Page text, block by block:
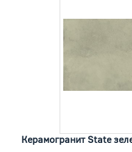
Керамогранит State